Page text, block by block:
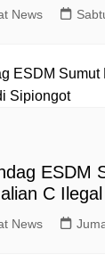
News
ESDM
C
News